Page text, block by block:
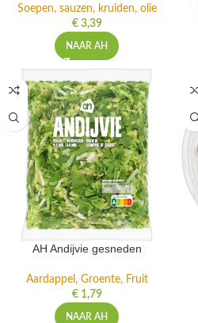
Soepen, sauzen, kruiden, olie
€3,39
NAAR AH
AH Andijvie gesneden
Aardappel, Groente, Fruit
€1,79
NAAR AH